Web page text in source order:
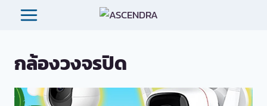
กล้องวงจรปิด